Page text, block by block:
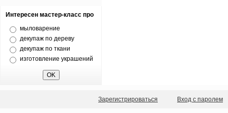
Интересен мастер-класс про
мыловарение
декупаж по дереву
декупаж по ткани
изготовление украшений
Зарегистрироваться Вход с паролем